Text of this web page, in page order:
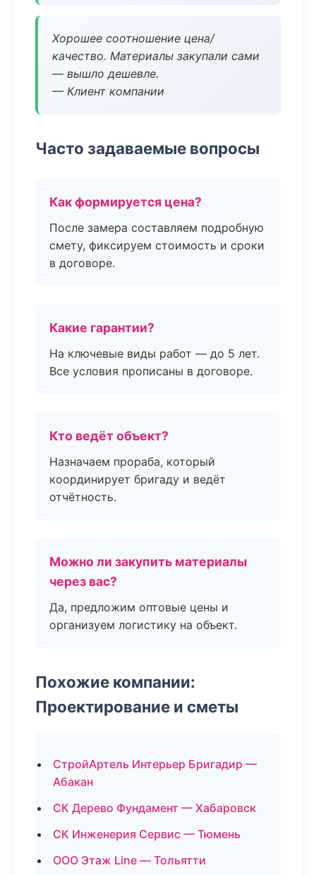
Хорошее соотношение цена/
качество. Материалы закупали сами
— вышло дешевле.
— Клиент компании
Часто задаваемые вопросы
Как формируется цена?
После замера составляем подробную
смету, фиксируем стоимость и сроки
в договоре.
Какие гарантии?
На ключевые виды работ — до 5 лет.
Все условия прописаны в договоре.
Кто ведёт объект?
Назначаем прораба, который
координирует бригаду и ведёт
отчётность.
Можно ли закупить материалы
через вас?
Да, предложим оптовые цены и
организуем логистику на объект.
Похожие компании:
Проектирование и сметы
СтройАртель Интерьер Бригадир —
Абакан
СК Дерево Фундамент — Хабаровск
СК Инженерия Сервис — Тюмень
ООО Этаж Line — Тольятти